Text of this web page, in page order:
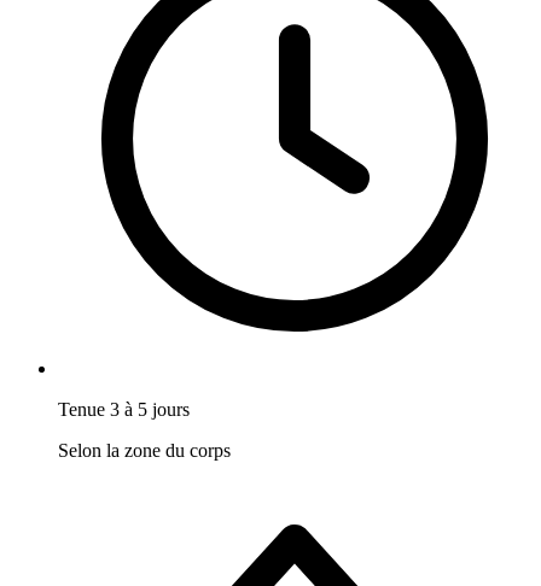
Tenue 3 à 5 jours
Selon la zone du corps